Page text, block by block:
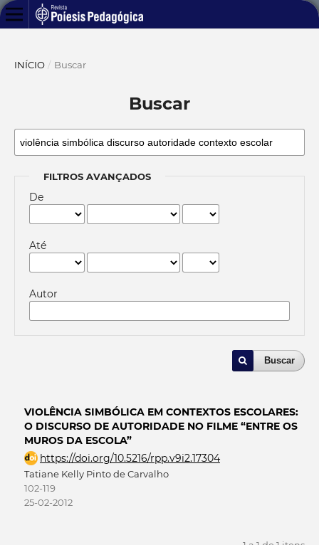
INÍCIO / Buscar
Buscar
FILTROS AVANÇADOS
De
Até
Autor
Buscar
VIOLÊNCIA SIMBÓLICA EM CONTEXTOS ESCOLARES:
O DISCURSO DE AUTORIDADE NO FILME “ENTRE OS
MUROS DA ESCOLA”
https://doi.org/10.5216/rpp.v9i2.17304
Tatiane Kelly Pinto de Carvalho
102-119
25-02-2012